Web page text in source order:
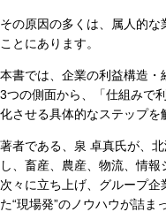
その原因の多くは、属人的
ことにあります。
本書では、企業の利益構造・
3つの側面から、「仕組みで
化させる具体的なステップを
著者である、泉 卓真氏が、
し、畜産、農産、物流、情
次々に立ち上げ、グループ
た“現場発”のノウハウが詰ま